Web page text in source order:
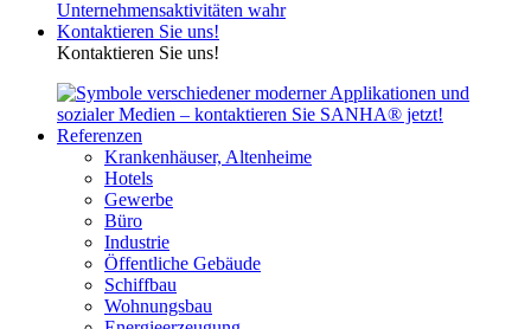
Kontaktieren Sie uns!
Kontaktieren Sie uns!
Referenzen
Krankenhäuser, Altenheime
Hotels
Gewerbe
Büro
Industrie
Öffentliche Gebäude
Schiffbau
Wohnungsbau